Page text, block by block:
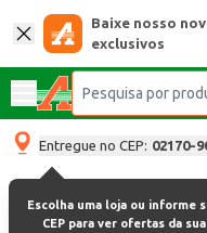
Baixe nosso
exclusivos
Entregue no CEP: 02170-
Escolha uma loja ou informe
CEP para ver ofertas da sua